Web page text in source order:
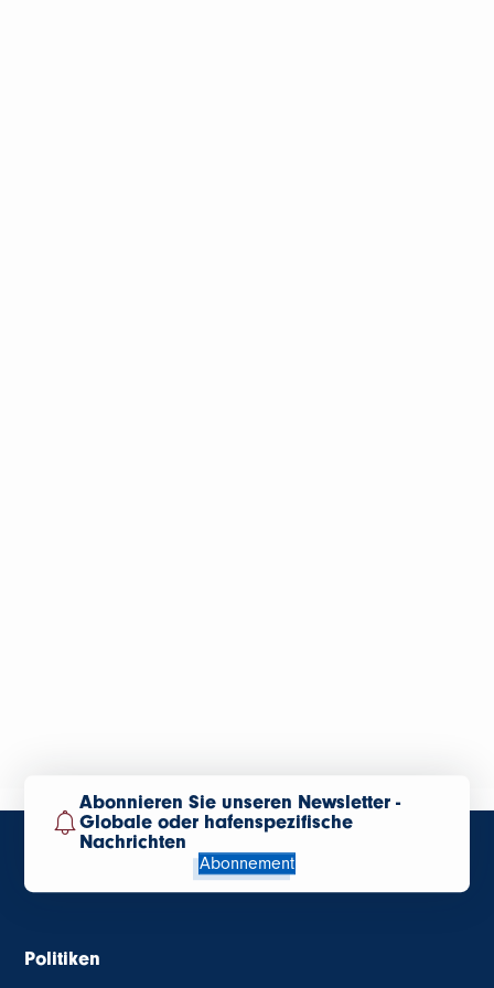
Abonnieren Sie unseren Newsletter -
Globale oder hafenspezifische
Nachrichten
Abonnement
Politiken